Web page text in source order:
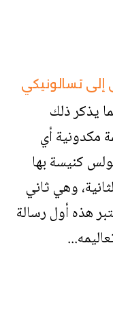
إلى تسالونيكي
يذكر ذلك
مكدونية أي
كنيسة بها
وهي ثاني
هذه أول رسالة